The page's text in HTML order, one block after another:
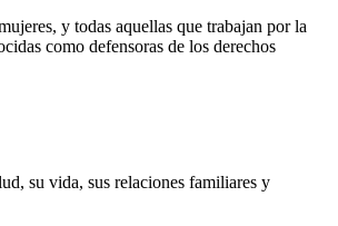
y todas aquellas que trabajan por la
como defensoras de los derechos
su vida, sus relaciones familiares y